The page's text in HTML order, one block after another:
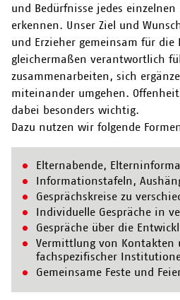
und Bedürfnisse jedes einzelnen
erkennen. Unser Ziel und
und Erzieher gemeinsam für die
gleichermaßen verantwortlich
zusammenarbeiten, sich
miteinander umgehen.
dabei besonders wichtig.
Dazu nutzen wir folgende
Elternabende,
Informationstafeln,
Gesprächskreise zu
Individuelle Gespräche in
Gespräche über die
Vermittlung von Kontakten
fachspezifischer
Gemeinsame Feste und